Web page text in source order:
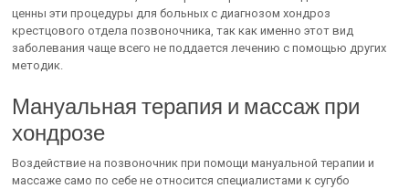
ценны эти процедуры для больных с диагнозом хондроз
крестцового отдела позвоночника, так как именно этот вид
заболевания чаще всего не поддается лечению с помощью других
методик.
Мануальная терапия и массаж при
хондрозе
Воздействие на позвоночник при помощи мануальной терапии и
массаже само по себе не относится специалистами к сугубо